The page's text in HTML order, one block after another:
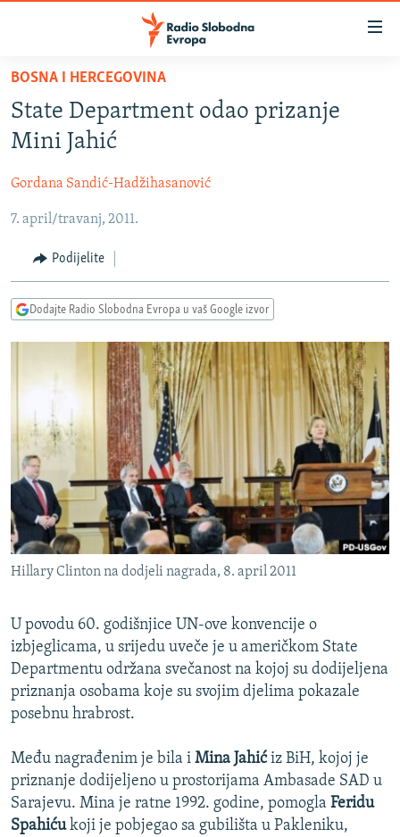
Pređite
glavni
sadržaj
na
navigaciju
Pređite
pretragu
BOSNA I HERCEGOVINA
KOSOVO
CRNA GORA
VIZUELNO
FOTOGALERIJE
PODCASTI
RAT U UKRAJINI
KINA NA BALKANU
RSE PRIČE IZ SVIJETA
ISPRIČAJ MI
DNEVNO@RSE
SPECIJALI RSE
VIŠE OD NASLOVA
GENOCID U SREBRENICI
POPLAVE I KLIZIŠTA U BIH 2024.
POST SCRIPTUM
MOJA EVROPA
TRI DECENIJE OD RATA U BIH
NASTANAK I RASPAD JUGOSLAVIJE
PRATITE NAS
Sve RFE/RL stranice
BOSNA I HERCEGOVINA
State Department odao prizanje
Mini Jahić
Gordana Sandić-Hadžihasanović
7. april/travanj, 2011.
Podijelite
Dodajte Radio Slobodna Evropa u vaš Google izvor
Hillary Clinton na dodjeli nagrada, 8. april 2011
U povodu 60. godišnjice UN-ove konvencije o
izbjeglicama, u srijedu uveče je u američkom State
Departmentu održana svečanost na kojoj su dodijeljena
priznanja osobama koje su svojim djelima pokazale
posebnu hrabrost.
Među nagrađenim je bila i Mina Jahićiz BiH, kojoj je
priznanje dodijeljeno u prostorijama Ambasade SAD u
Sarajevu. Mina je ratne 1992. godine, pomogla Feridu
Spahićukoji je pobjegao sa gubilišta u Pakleniku,